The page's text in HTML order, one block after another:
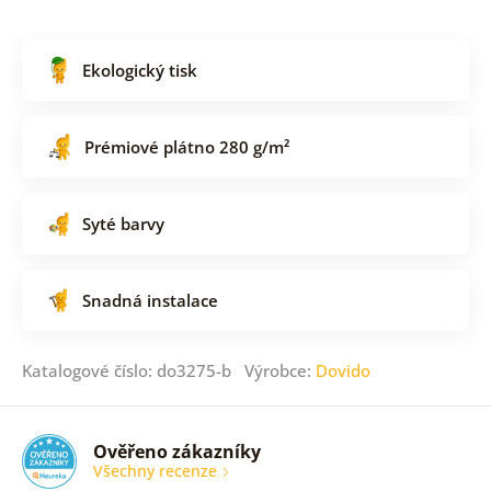
Ekologický tisk
Prémiové plátno 280 g/m²
Syté barvy
Snadná instalace
Katalogové číslo: do3275-b Výrobce: Dovido
Ověřeno zákazníky
Všechny recenze